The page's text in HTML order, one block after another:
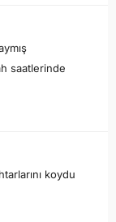
saatlerinde
koydu